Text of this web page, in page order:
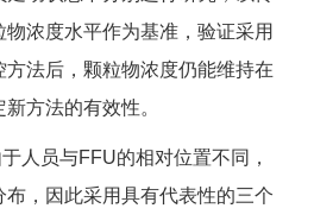
浓度水平作为基准，验证采用
法后，颗粒物浓度仍能维持在
方法的有效性。
员与FFU的相对位置不同，
，因此采用具有代表性的三个